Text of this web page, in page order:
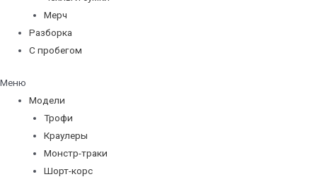
Мерч
Разборка
С пробегом
Меню
Модели
Трофи
Краулеры
Монстр-траки
Шорт-корс